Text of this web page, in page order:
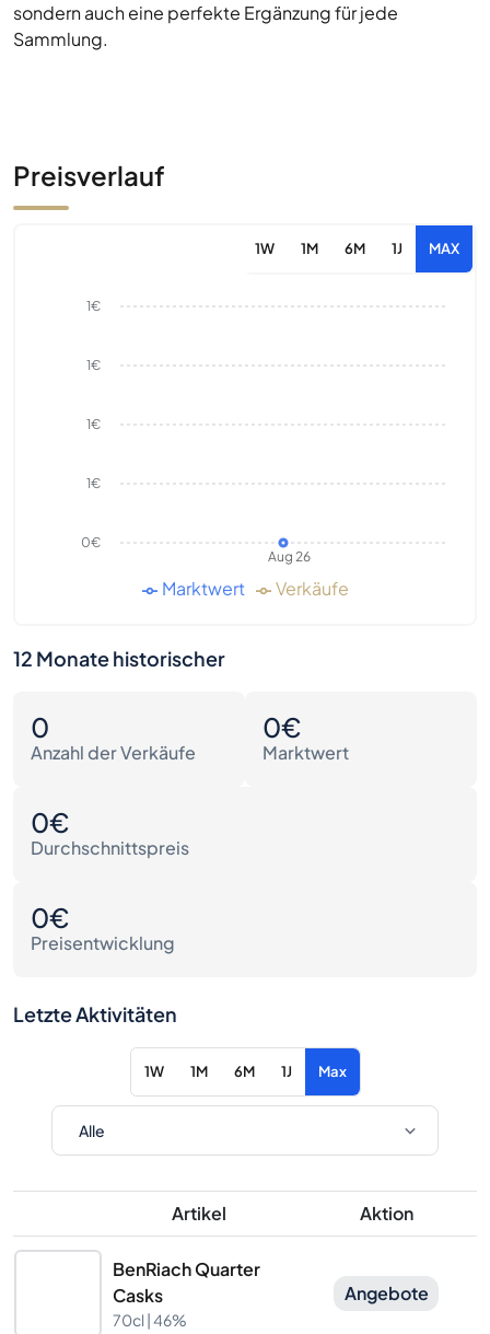
sondern auch eine perfekte Ergänzung für jede
Sammlung.
Preisverlauf
1W 1M 6M 1J MAX
Aug 26
0€
1€
1€
1€
1€
Marktwert Verkäufe
12 Monate historischer
0
Anzahl der Verkäufe
0€
Marktwert
0€
Durchschnittspreis
0€
Preisentwicklung
Letzte Aktivitäten
1W 1M 6M 1J Max
Artikel Aktion
BenRiach Quarter
Casks
70cl |46%
Angebote